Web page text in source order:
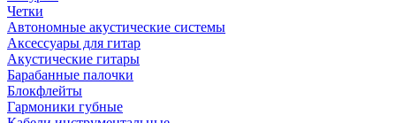
Четки
Автономные акустические системы
Аксессуары для гитар
Акустические гитары
Барабанные палочки
Блокфлейты
Гармоники губные